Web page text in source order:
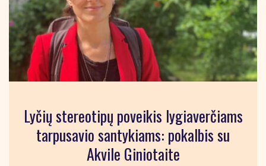
Lyčių stereotipų poveikis lygiaverčiams
tarpusavio santykiams: pokalbis su
Akvile Giniotaite